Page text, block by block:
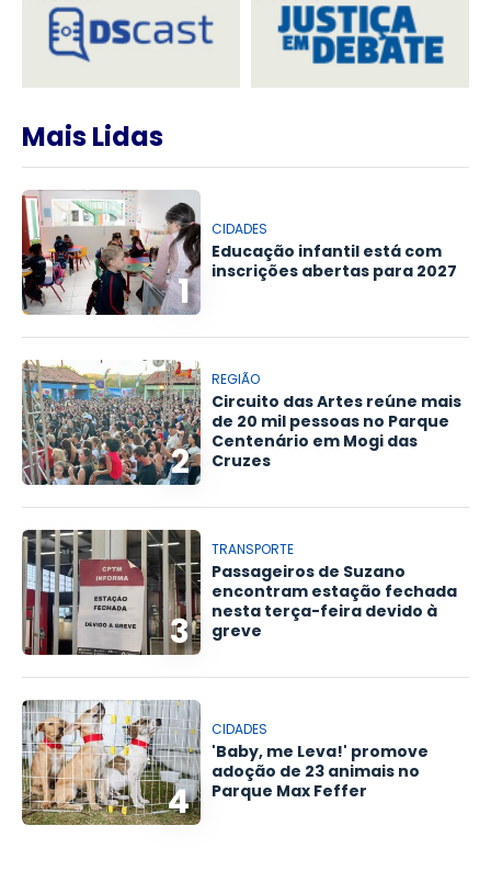
Mais Lidas
1
CIDADES
Educação infantil está com
inscrições abertas para 2027
2
REGIÃO
Circuito das Artes reúne mais
de 20 mil pessoas no Parque
Centenário em Mogi das
Cruzes
3
TRANSPORTE
Passageiros de Suzano
encontram estação fechada
nesta terça-feira devido à
greve
4
CIDADES
'Baby, me Leva!' promove
adoção de 23 animais no
Parque Max Feffer